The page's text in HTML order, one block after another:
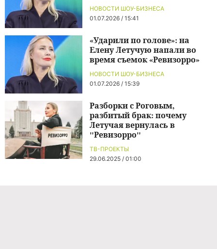
НОВОСТИ ШОУ-БИЗНЕСА
01.07.2026 / 15:41
НОВОСТИ ШОУ-БИЗНЕСА
01.07.2026 / 15:39
«Ударили по голове»: на
Елену Летучую напали во
время съемок «Ревизорро»
ТВ-ПРОЕКТЫ
29.06.2025 / 01:00
Разборки с Роговым,
разбитый брак: почему
Летучая вернулась в
"Ревизорро"